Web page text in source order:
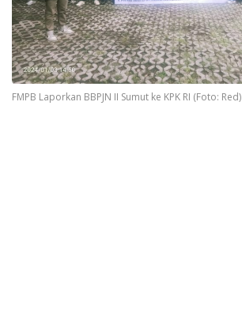
FMPB Laporkan BBPJN II Sumut ke KPK RI (Foto: Red)